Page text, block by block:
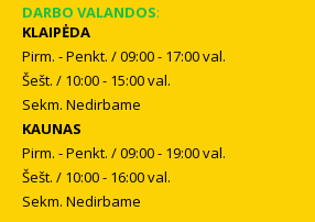
DARBO VALANDOS:
KLAIPĖDA
Pirm. - Penkt. / 09:00 - 17:00 val.
Šešt. / 10:00 - 15:00 val.
Sekm. Nedirbame
KAUNAS
Pirm. - Penkt. / 09:00 - 19:00 val.
Šešt. / 10:00 - 16:00 val.
Sekm. Nedirbame